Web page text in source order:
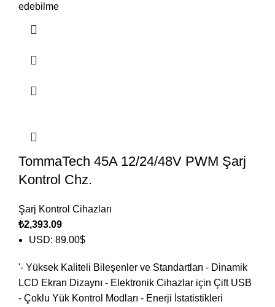
edebilme
TommaTech 45A 12/24/48V PWM Şarj
Kontrol Chz.
Şarj Kontrol Cihazları
₺2,393.09
USD: 89.00$
'- Yüksek Kaliteli Bileşenler ve Standartları - Dinamik
LCD Ekran Dizaynı - Elektronik Cihazlar için Çift USB
- Çoklu Yük Kontrol Modları - Enerji İstatistikleri